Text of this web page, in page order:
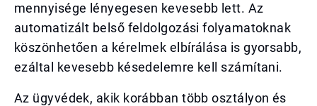
mennyisége lényegesen kevesebb lett. Az
automatizált belső feldolgozási folyamatoknak
köszönhetően a kérelmek elbírálása is gyorsabb,
ezáltal kevesebb késedelemre kell számítani.
Az ügyvédek, akik korábban több osztályon és